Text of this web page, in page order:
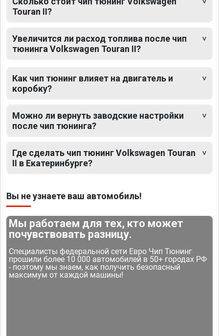
Touran II?
Увеличится ли расход топлива после чип
тюнинга Volkswagen Touran II?
Как чип тюнинг влияет на двигатель и
коробку?
Можно ли вернуть заводские настройки
после чип тюнинга?
Где сделать чип тюнинг Volkswagen Touran
II в Екатеринбурге?
Вы не узнаете ваш автомобиль!
Мы работаем для тех, кто может
почувствовать разницу.
Специалисты федеральной сети Евро Чип Тюнинг
прошили более 10 000 автомобилей в 50+ городах РФ
- поэтому мы знаем, как получить безопасный
максимум от каждой машины!